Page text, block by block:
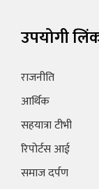
उपयोगी
राजनीति
आर्थिक
सहयात्रा टीभी
रिपोर्टस आई
समाज दर्पण